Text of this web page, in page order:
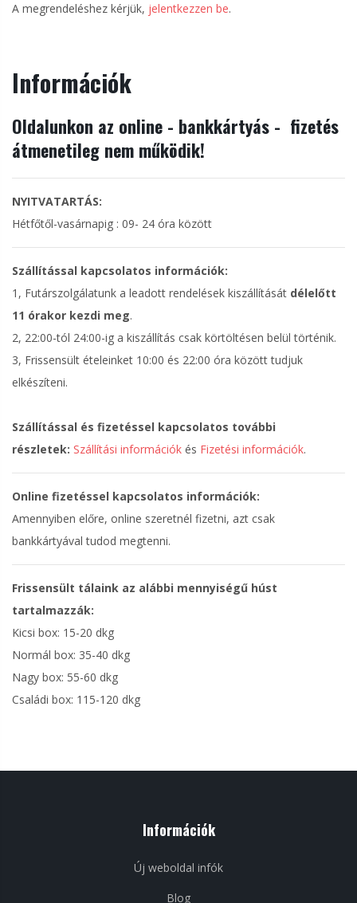
A megrendeléshez kérjük, jelentkezzen be.
Információk
Oldalunkon az online - bankkártyás - fizetés
átmenetileg nem működik!
NYITVATARTÁS:
Hétfőtől-vasárnapig : 09- 24 óra között
Szállítással kapcsolatos információk:
1, Futárszolgálatunk a leadott rendelések kiszállítását délelőtt
11 órakor kezdi meg.
2, 22:00-tól 24:00-ig a kiszállítás csak körtöltésen belül történik.
3, Frissensült ételeinket 10:00 és 22:00 óra között tudjuk
elkészíteni.
Szállítással és fizetéssel kapcsolatos további
részletek: Szállítási információk és Fizetési információk.
Online fizetéssel kapcsolatos információk:
Amennyiben előre, online szeretnél fizetni, azt csak
bankkártyával tudod megtenni.
Frissensült tálaink az alábbi mennyiségű húst
tartalmazzák:
Kicsi box: 15-20 dkg
Normál box: 35-40 dkg
Nagy box: 55-60 dkg
Családi box: 115-120 dkg
Információk
Új weboldal infók
Blog